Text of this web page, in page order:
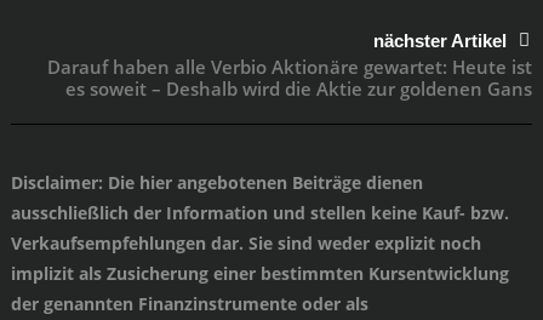
nächster Artikel
Darauf haben alle Verbio Aktionäre gewartet: Heute ist
es soweit – Deshalb wird die Aktie zur goldenen Gans
Disclaimer: Die hier angebotenen Beiträge dienen
ausschließlich der Information und stellen keine Kauf- bzw.
Verkaufsempfehlungen dar. Sie sind weder explizit noch
implizit als Zusicherung einer bestimmten Kursentwicklung
der genannten Finanzinstrumente oder als